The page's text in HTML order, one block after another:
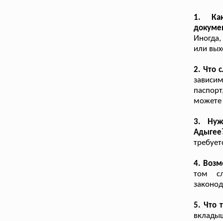
1.
или
2. Что
можете
3.
4.
том
5. Что